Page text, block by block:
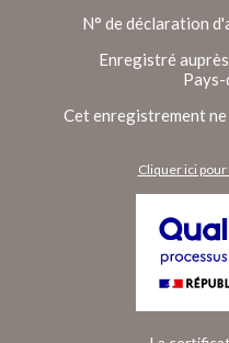
N° de déclaration
Enregistré
Cet enregistrement
Cliquer ici